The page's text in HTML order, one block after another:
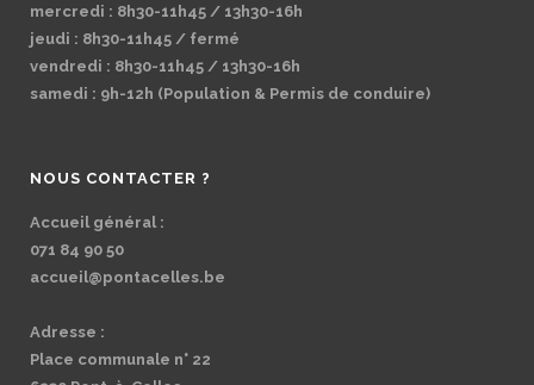
mercredi : 8h30-11h45 / 13h30-16h
jeudi : 8h30-11h45 / fermé
vendredi : 8h30-11h45 / 13h30-16h
samedi : 9h-12h (Population & Permis de conduire)
NOUS CONTACTER ?
Accueil général :
071 84 90 50
accueil@pontacelles.be
Adresse :
Place communale n° 22